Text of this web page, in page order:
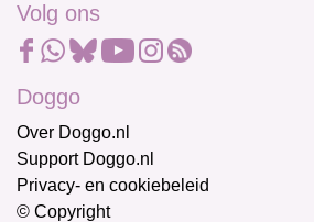
Volg ons
Doggo
Over Doggo.nl
Support Doggo.nl
Privacy- en cookiebeleid
© Copyright